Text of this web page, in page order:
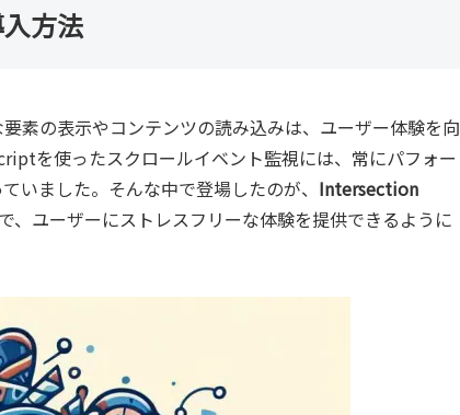
方法
素の表示やコンテンツの読み込みは、ユーザー体験を向
を使ったスクロールイベント監視には、常にパフォー
いました。そんな中で登場したのが、 Intersection
、ユーザーにストレスフリーな体験を提供できるように